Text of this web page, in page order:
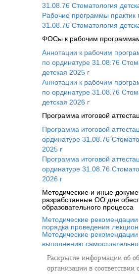
31.08.76 Стоматология
Рабочие программы практик
31.08.76 Стоматология
ФОСы к рабочим
Аннотации к рабочим
по ординатуре 31.08.76
детская 2025 г
Аннотации к рабочим
по ординатуре 31.08.76
детская 2026 г
Программа итоговой
Программа итоговой
ординатуре 31.08.76
2025 г
Программа итоговой
ординатуре 31.08.76
2026 г
Методические и иные
разработанные ОО для
образовательного процесса
Методические рекомендации
порядка проведения
Методические
выполнению
Раскрытие информации об
организации в соответствии